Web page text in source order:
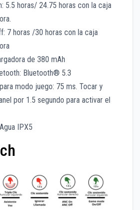
5.5 horas/ 24.75 horas con la caja
7 horas /30 horas con la caja
de 380 mAh
Bluetooth® 5.3
modo juego: 75 ms. Tocar y
por 1.5 segundo para activar el
IPX5